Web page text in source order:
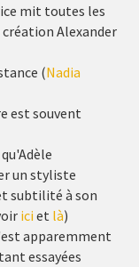
mit toutes les
Alexander
(Nadia
est souvent
un styliste
subtilité à son
ici et là)
apparemment
essayées